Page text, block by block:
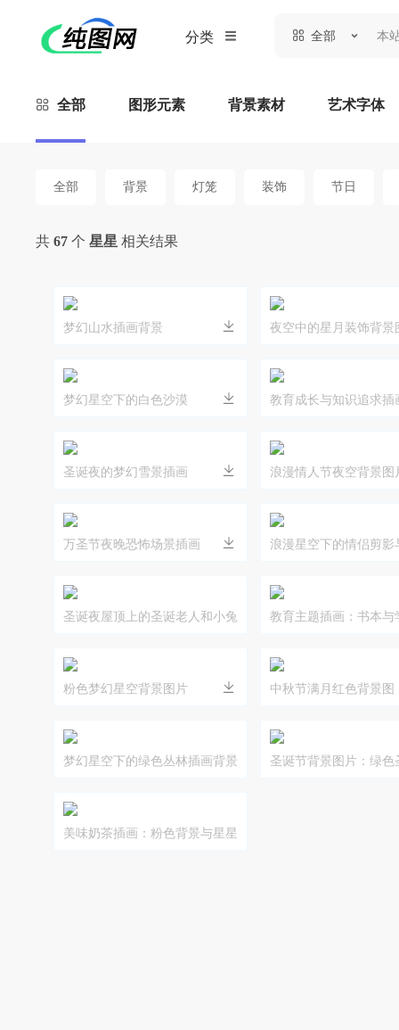
分类 全部
全部 图形元素 背景素材 艺术字体
全部 背景 灯笼 装饰 节日
共 67 个 星星 相关结果
梦幻山水插画背景
梦幻星空下的白色沙漠
圣诞夜的梦幻雪景插画
万圣节夜晚恐怖场景插画
圣诞夜屋顶上的圣诞老人和小兔
粉色梦幻星空背景图片
梦幻星空下的绿色丛林插画背景
美味奶茶插画：粉色背景与星星
夜空中的星月装饰背景
教育成长与知识追求插
浪漫情人节夜空背景图
浪漫星空下的情侣剪影
教育主题插画：书本与
中秋节满月红色背景图
圣诞节背景图片：绿色